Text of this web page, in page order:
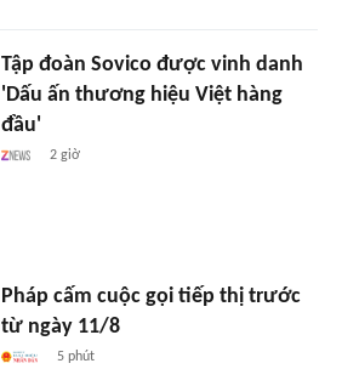
Tập đoàn Sovico được vinh danh
'Dấu ấn thương hiệu Việt hàng
đầu'
2 giờ
Pháp cấm cuộc gọi tiếp thị trước
từ ngày 11/8
5 phút